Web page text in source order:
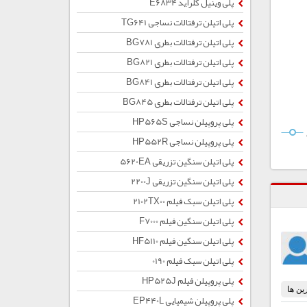
پلی اتیلن ترفتالات نساجی TG641
پلی اتیلن ترفتالات بطری BG781
پلی اتیلن ترفتالات بطری BG821
پلی اتیلن ترفتالات بطری BG841
پلی اتیلن ترفتالات بطری BG845
پلی پروپیلن نساجی HP565S
پلی پروپیلن نساجی HP552R
پلی اتیلن سنگین تزریقی 5620EA
پلی اتیلن سنگین تزریقی 2200J
پلی اتیلن سبک فیلم 2102TX00
پلی اتیلن سنگین فیلم F7000
پلی اتیلن سنگین فیلم HF5110
پلی اتیلن سبک فیلم 0190
پلی پروپیلن فیلم HP525J
پلی پروپیلن شیمیایی EP440L